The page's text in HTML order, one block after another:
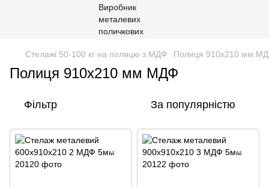
Стелажі 50-100 кг на полицю з МДФ Полиця 910х210 мм
Полиця 910х210 мм МДФ
Фільтр За популярністю